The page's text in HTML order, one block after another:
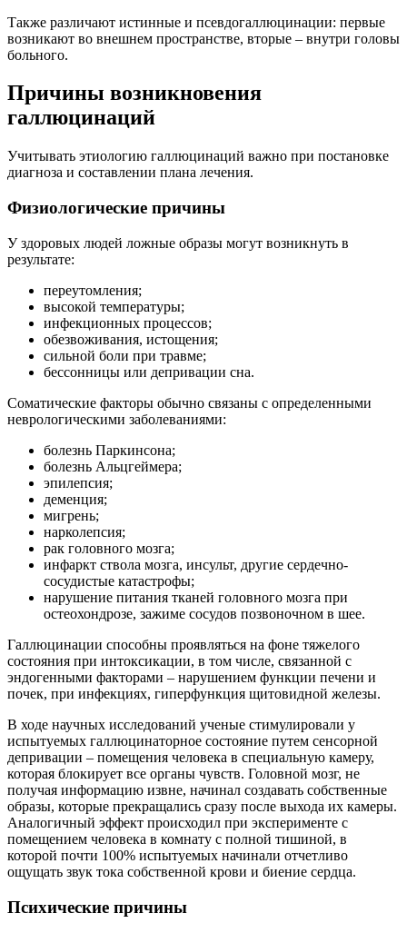
Также различают истинные и псевдогаллюцинации: первые
возникают во внешнем пространстве, вторые – внутри головы
больного.
Причины возникновения
галлюцинаций
Учитывать этиологию галлюцинаций важно при постановке
диагноза и составлении плана лечения.
Физиологические причины
У здоровых людей ложные образы могут возникнуть в
результате:
переутомления;
высокой температуры;
инфекционных процессов;
обезвоживания, истощения;
сильной боли при травме;
бессонницы или депривации сна.
Соматические факторы обычно связаны с определенными
неврологическими заболеваниями:
болезнь Паркинсона;
болезнь Альцгеймера;
эпилепсия;
деменция;
мигрень;
нарколепсия;
рак головного мозга;
инфаркт ствола мозга, инсульт, другие сердечно-
сосудистые катастрофы;
нарушение питания тканей головного мозга при
остеохондрозе, зажиме сосудов позвоночном в шее.
Галлюцинации способны проявляться на фоне тяжелого
состояния при интоксикации, в том числе, связанной с
эндогенными факторами – нарушением функции печени и
почек, при инфекциях, гиперфункция щитовидной железы.
В ходе научных исследований ученые стимулировали у
испытуемых галлюцинаторное состояние путем сенсорной
депривации – помещения человека в специальную камеру,
которая блокирует все органы чувств. Головной мозг, не
получая информацию извне, начинал создавать собственные
образы, которые прекращались сразу после выхода их камеры.
Аналогичный эффект происходил при эксперименте с
помещением человека в комнату с полной тишиной, в
которой почти 100% испытуемых начинали отчетливо
ощущать звук тока собственной крови и биение сердца.
Психические причины